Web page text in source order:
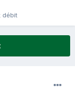
débit